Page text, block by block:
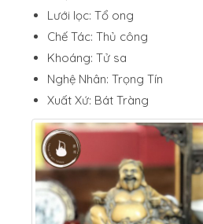
Lưới lọc: Tổ ong
Chế Tác: Thủ công
Khoáng: Tử sa
Nghệ Nhân: Trọng Tín
Xuất Xứ: Bát Tràng